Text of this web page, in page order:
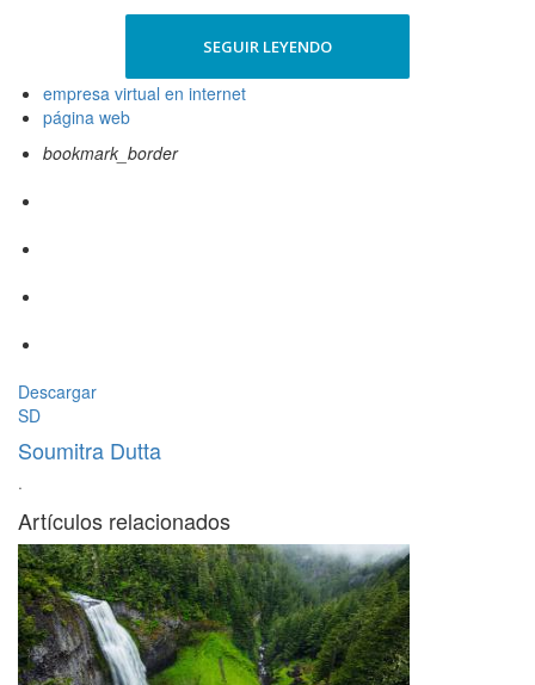
SEGUIR LEYENDO
empresa virtual en internet
página web
bookmark_border
Descargar
SD
Soumitra Dutta
·
Artículos relacionados